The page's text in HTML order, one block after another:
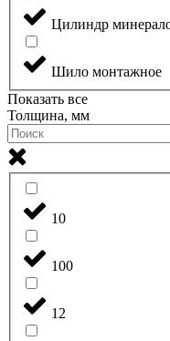
Цилиндр
Шило монтажное
Показать все
Толщина, мм
10
100
12